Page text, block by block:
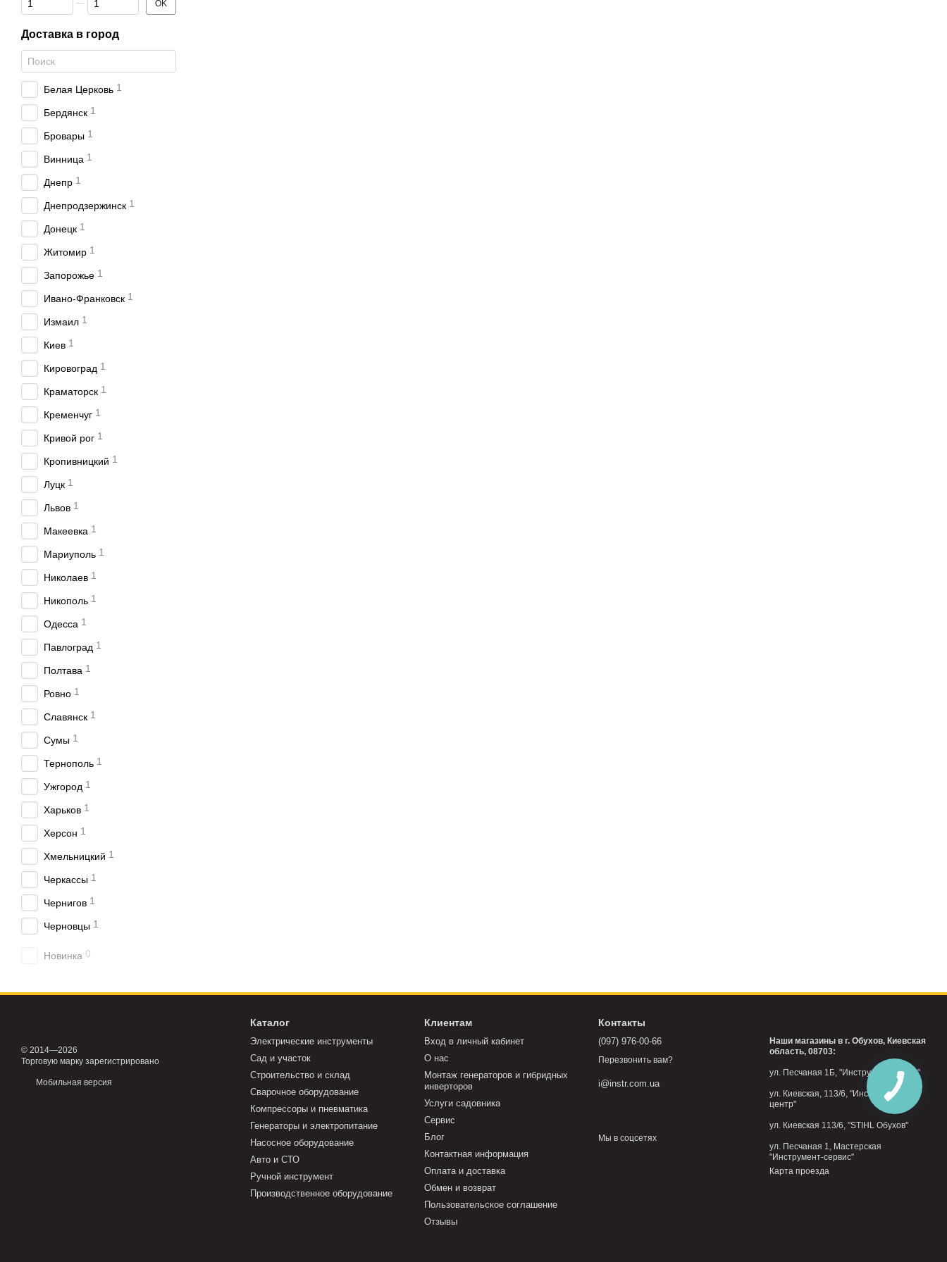
OK
Доставка в город
Белая Церковь 1
Бердянск 1
Бровары 1
Винница 1
Днепр 1
Днепродзержинск 1
Донецк 1
Житомир 1
Запорожье 1
Ивано-Франковск 1
Измаил 1
Киев 1
Кировоград 1
Краматорск 1
Кременчуг 1
Кривой рог 1
Кропивницкий 1
Луцк 1
Львов 1
Макеевка 1
Мариуполь 1
Николаев 1
Никополь 1
Одесса 1
Павлоград 1
Полтава 1
Ровно 1
Славянск 1
Сумы 1
Тернополь 1
Ужгород 1
Харьков 1
Херсон 1
Хмельницкий 1
Черкассы 1
Чернигов 1
Черновцы 1
Новинка 0
© 2014—2026
Торговую марку зарегистрировано
Мобильная версия
Каталог
Электрические инструменты
Сад и участок
Строительство и склад
Сварочное оборудование
Компрессоры и пневматика
Генераторы и электропитание
Насосное оборудование
Авто и СТО
Ручной инструмент
Производственное оборудование
Клиентам
Вход в личный кабинет
О нас
Монтаж генераторов и гибридных
инверторов
Услуги садовника
Сервис
Блог
Контактная информация
Оплата и доставка
Обмен и возврат
Пользовательское соглашение
Отзывы
Контакты
(097) 976-00-66
Перезвонить вам?
i@instr.com.ua
Наши магазины в г. Обухов, Киевская
область, 08703:
ул. Песчаная 1Б, "Инструмент-центр"
ул. Киевская, 113/6, "Инструмент-
центр"
ул. Киевская 113/6, "STIHL Обухов"
ул. Песчаная 1, Мастерская
"Инструмент-сервис"
Карта проезда
Мы в соцсетях